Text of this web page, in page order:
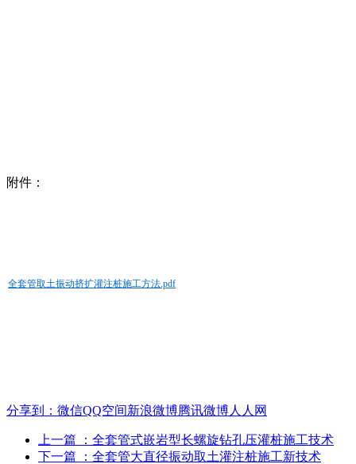
附件：
全套管取土振动挤扩灌注桩施工方法.pdf
分享到： 微信QQ空间新浪微博腾讯微博人人网
上一篇
：全套管式嵌岩型长螺旋钻孔压灌桩施工技术
下一篇
：全套管大直径振动取土灌注桩施工新技术